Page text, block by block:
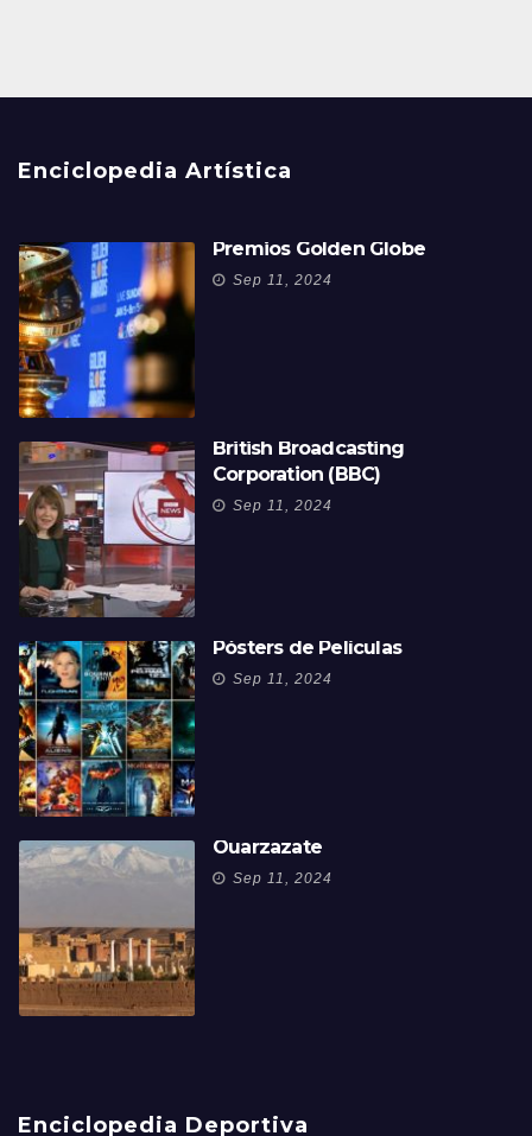
Enciclopedia Artística
Premios Golden Globe
Sep 11, 2024
British Broadcasting
Corporation (BBC)
Sep 11, 2024
Pósters de Películas
Sep 11, 2024
Ouarzazate
Sep 11, 2024
Enciclopedia Deportiva